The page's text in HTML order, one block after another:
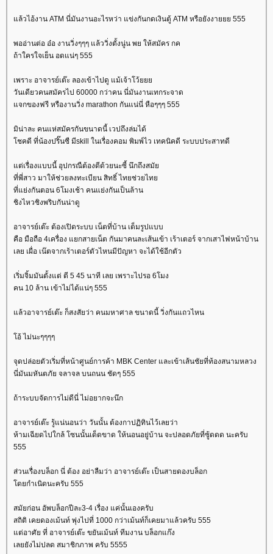
ล้วไอ้งาน ATM นี่มันงานอะไรหว่า แข่งกันกดเงินตู้ ATM หรือยังงายยย 555
พออ่านต่อ อ๋อ งานวิ่งๆๆๆ แล้ววิ่งตั้งนู่น พย ให้สมัคร กค
ถ้าใครใจเย็น อดแน่ๆ 555
เพราะ อาจารย์เต๊ะ ลองเข้าไปดู แม้เจ้าโว้
วันเดียวคนสมัครไป 60000 กว่าคน นี่มันงานเทกระจาด
จกของฟรี หรืองานวิ่ง marathon กันแน่นี่ หือๆๆๆ 555
มิน่าละ คนแห่สมัครกันขนาดนี้ เวปถึงล่มได้
ชคดี ที่น้องปริ๊นซื มีskill ในเรื่องคอม พิมพ์ไว เทคนิคดี ระบบประสาทดี
ต่เรื่องแบบนี้ อุปกรณืต้องดีด้วยนะซี้ นึกถึงสมั
ที่พี่สาว มาให้ช่วยลงทะเบียน สิทธิ์ ไทยช่วยไท
ที่แย่งกันตอน 6โมงเช้า คนแย่งกันเป็นล้าน
ชิงไหวชิงพริบกันน่าดู
อาจารย์เต๊ะ ต้องเปิดระบบ เน็ตที่บ้าน เต็มรูปแบบ
คือ มือถือ 4เครื่อง แยกสายเน็ต กันมาคนละเส้นเข้า เร้าเตอร์ จากเสาไฟหน้าบ้าน
เลย เผื่อ เน๊ตจากเร้าเตอร์ตัวไหนมีปัญหา จะได้ใช้อีกตัว
เริ่มจิ้มมันตั้งแต่ ตี 5 45 นาที เลย เพราะไปรอ 6โมง
คน 10 ล้าน เข้าไม่ได้แน่ๆ 555
ล้วอาจารย์เต๊ะ ก็สงสัยว่า คนมหาศาล ขนาดนี้ วิ่งกันแถวไหน
อ้ ไม่นะๆๆๆๆ
จุดปล่อยตัวเริ่มที่หน้าศูนย์การค้า MBK Center และเข้าเส้นชัยที่ท้องสนามหลวง
นี่มันมหันตภัย จลาจล บนถนน ชัดๆ 555
ถ้าระบบจัดการไม่ดีนี่ ไม่อยากจะนึก
อาจารย์เต๊ะ รู้แน่นอนว่า วันนั้น ต้องกาปฏิทินไว้เลยว่า
ห้ามเฉียดไปใกล้ โซนนั้นเด็ดขาด ให้นอนอยู่บ้าน จะปลอดภัยที่ซู้ดดด นะครับ
555
ส่วนเรื่องบล็อก นี่ ต้อง อย่าลืมว่า อาจารย์เต๊ะ เป็นสายดองบล็อก
ดยกำเนิดนะครับ 555
สมัยก่อน อัพบล็อกปีละ3-4 เรื่อง แค่นั้นเองครับ
สถิติ เคยดองเม้นท์ พุ่งไปที่ 1000 กว่าเม้นท์ก็เคยมาแล้วครับ 555
ต่อาศัย ที่ อาจารย์เต๊ะ ขยันเม้นท์ ทีมงาน บล็อกแก๊ง
เลยยังไม่ปลด สมาชิกภาพ ครับ 5555